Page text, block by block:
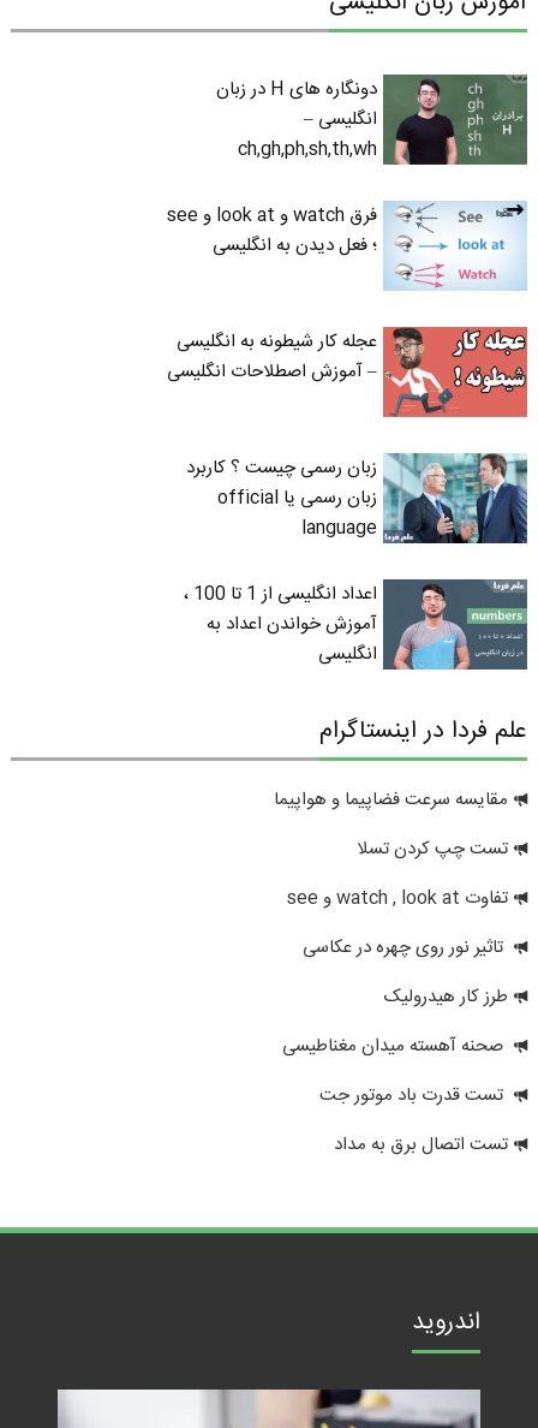
دونگاره های H در زبان
انگلیسی –
ch,gh,ph,sh,th,wh
فرق watch و look at و see
؛ فعل دیدن به انگلیسی
عجله کار شیطونه به انگلیسی
– آموزش اصطلاحات انگلیسی
زبان رسمی چیست ؟ کاربرد
زبان رسمی یا official
language
اعداد انگلیسی از 1 تا 100 ،
آموزش خواندن اعداد به
انگلیسی
علم فردا در اینستاگرام
مقایسه سرعت فضاپیما و هواپیما
تست چپ کردن تسلا
تفاوت watch , look at و see
تاثیر نور روی چهره در عکاسی
طرز کار هیدرولیک
صحنه آهسته میدان مغناطیسی
تست قدرت باد موتور جت
تست اتصال برق به مداد
اندروید